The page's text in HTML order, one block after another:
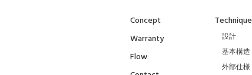
Concept
Warranty
Flow
Technique
設計
基本構造
外部仕様